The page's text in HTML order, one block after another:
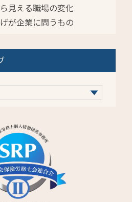
見える職場の変化
が企業に問うもの